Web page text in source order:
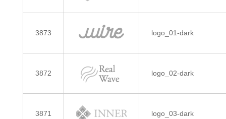
3873 logo_01-dark
3872 logo_02-dark
3871 logo_03-dark